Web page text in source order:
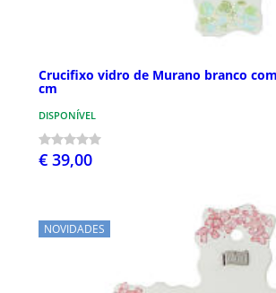
Crucifixo vidro de Murano branco
cm
DISPONÍVEL
€ 39,00
NOVIDADES